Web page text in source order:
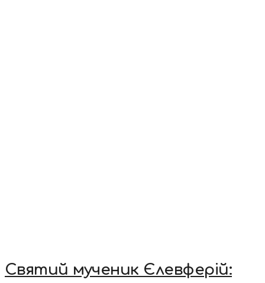
Святий мученик Єлевферій: